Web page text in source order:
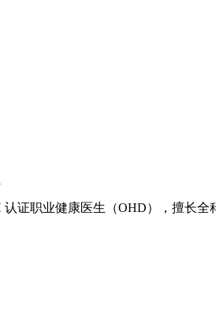
证职业健康医生（OHD），擅长全